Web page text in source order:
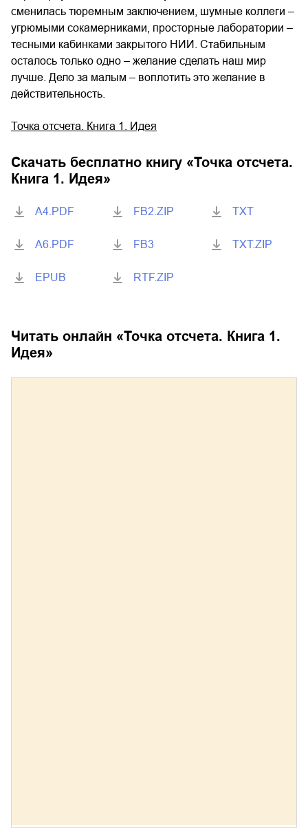
сменилась тюремным заключением, шумные коллеги –
угрюмыми сокамерниками, просторные лаборатории –
тесными кабинками закрытого НИИ. Стабильным
осталось только одно – желание сделать наш мир
лучше. Дело за малым – воплотить это желание в
действительность.
Точка отсчета. Книга 1. Идея
Скачать бесплатно книгу «Точка отсчета.
Книга 1. Идея»
A4.PDF
A6.PDF
EPUB
FB2.ZIP
FB3
RTF.ZIP
TXT
TXT.ZIP
Читать онлайн «Точка отсчета. Книга 1.
Идея»